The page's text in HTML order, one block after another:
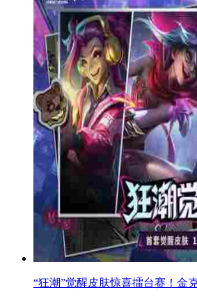
“狂潮”觉醒皮肤惊喜擂台赛！金